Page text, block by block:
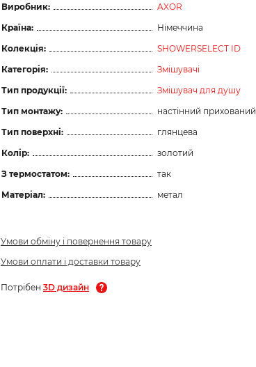
Виробник:
AXOR
Країна:
Німеччина
Колекція:
SHOWERSELECT ID
Категорія:
Змішувачі
Тип продукції:
Змішувач для душу
Тип монтажу:
настінний прихований
Тип поверхні:
глянцева
Колір:
золотий
З термостатом:
так
Матеріал:
метал
Умови обміну і повернення товару
Умови оплати і доставки товару
Потрібен 3D дизайн